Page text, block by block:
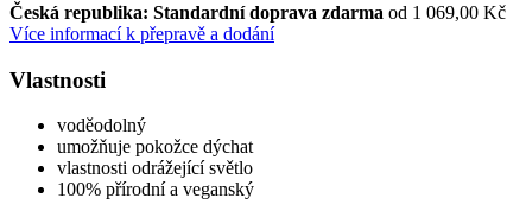
Česká republika: Standardní doprava zdarma od 1 069,00 Kč
Více informací k přepravě a dodání
Vlastnosti
voděodolný
umožňuje pokožce dýchat
vlastnosti odrážející světlo
100% přírodní a veganský